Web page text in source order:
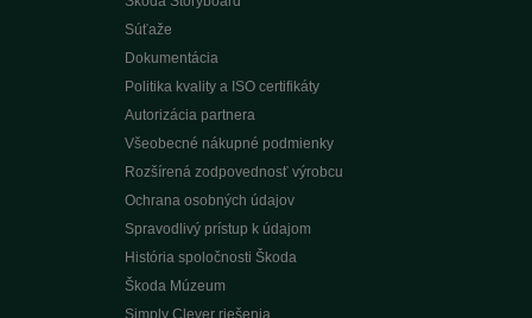
Súťaže
Dokumentácia
Politika kvality a ISO certifikáty
Autorizácia partnera
Všeobecné nákupné podmienky
Rozšírená zodpovednosť výrobcu
Ochrana osobných údajov
Spravodlivý prístup k údajom
História spoločnosti Škoda
Škoda Múzeum
Simply Clever riešenia